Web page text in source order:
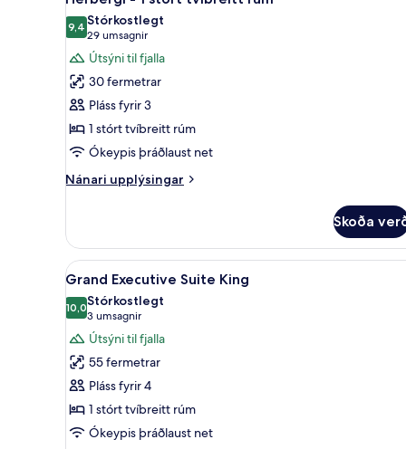
allar
myndir
fyrir
Herbergi
-
1
stórt
tvíbreitt
rúm
9,49,4 af 10
Stórkostlegt
29 umsagnir
(29
umsagnir)
Útsýni til fjalla
30 fermetrar
Pláss fyrir 3
1 stórt tvíbreitt rúm
Ókeypis þráðlaust net
Nánari upplýsingar
Nánari
-
stórt
tvíbreitt
rúm
Skoða
Skoða
allar
myndir
fyrir
Grand
Executive
Suite
King
Grand Executive Suite King
5
Grand Executive Suite King
10,010,0 af 10
Stórkostlegt
3 umsagnir
(3
umsagnir)
Útsýni til fjalla
55 fermetrar
Pláss fyrir 4
1 stórt tvíbreitt rúm
Ókeypis þráðlaust net